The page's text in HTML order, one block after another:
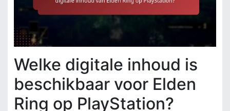
Welke digitale inhoud is
beschikbaar voor Elden
Ring op PlayStation?